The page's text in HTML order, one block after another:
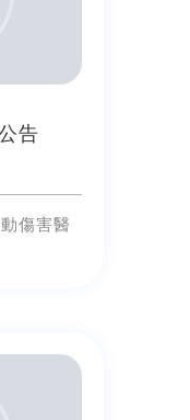
告
傷害醫